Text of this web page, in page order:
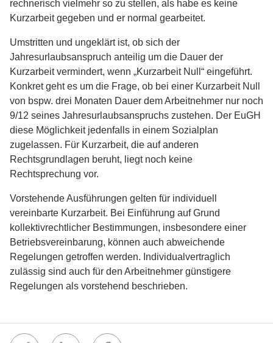
rechnerisch vielmehr so zu stellen, als habe es keine
Kurzarbeit gegeben und er normal gearbeitet.
Umstritten und ungeklärt ist, ob sich der
Jahresurlaubsanspruch anteilig um die Dauer der
Kurzarbeit vermindert, wenn „Kurzarbeit Null“ eingeführt.
Konkret geht es um die Frage, ob bei einer Kurzarbeit Null
von bspw. drei Monaten Dauer dem Arbeitnehmer nur noch
9/12 seines Jahresurlaubsanspruchs zustehen. Der EuGH
diese Möglichkeit jedenfalls in einem Sozialplan
zugelassen. Für Kurzarbeit, die auf anderen
Rechtsgrundlagen beruht, liegt noch keine
Rechtsprechung vor.
Vorstehende Ausführungen gelten für individuell
vereinbarte Kurzarbeit. Bei Einführung auf Grund
kollektivrechtlicher Bestimmungen, insbesondere einer
Betriebsvereinbarung, können auch abweichende
Regelungen getroffen werden. Individualvertraglich
zulässig sind auch für den Arbeitnehmer günstigere
Regelungen als vorstehend beschrieben.